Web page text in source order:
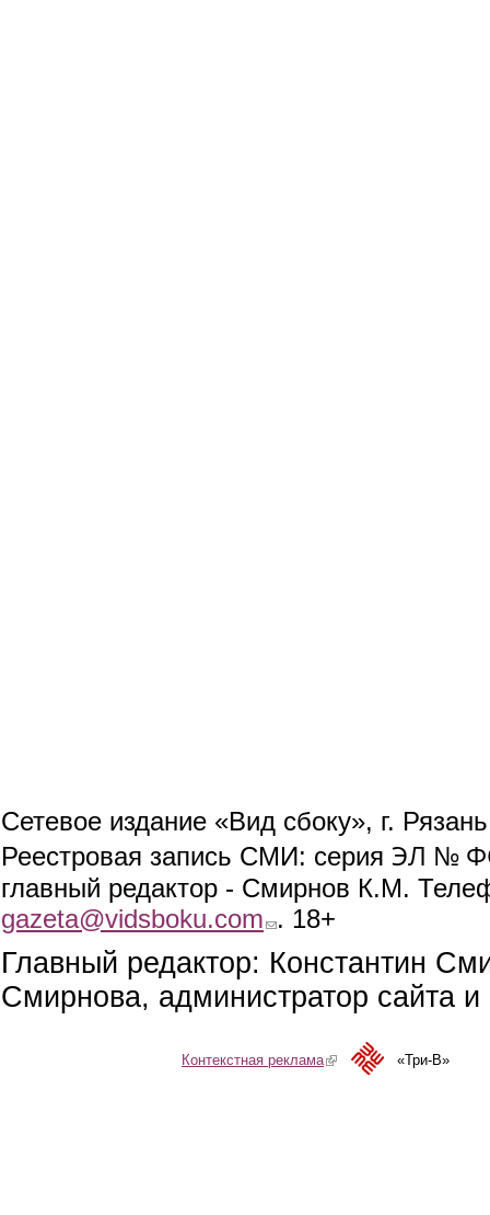
Сетевое издание «Вид сбоку», г.
Реестровая запись СМИ: серия ЭЛ №
главный редактор - Смирнов К.М.
gazeta@vidsboku.com (link sends e-mail)
. 18+
Главный редактор: Константин
Смирнова, администратор сайта
Контекстная реклама(link is external)«Три-В»